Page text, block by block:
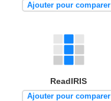
Ajouter pour comparer
ReadIRIS
Ajouter pour comparer